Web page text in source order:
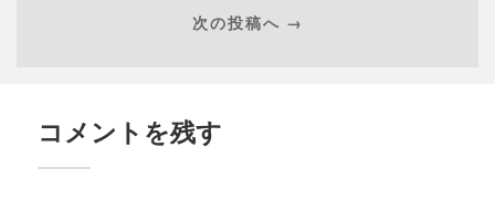
次の投稿へ →
コメントを残す